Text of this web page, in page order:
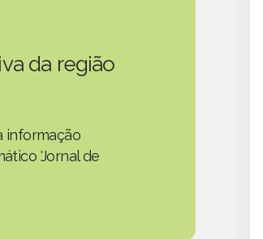
da região
informação
'Jornal de